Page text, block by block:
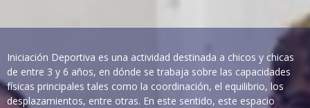
Iniciación Deportiva es una actividad destinada a chicos y chicas
de entre 3 y 6 años, en dónde se trabaja sobre las capacidades
físicas principales tales como la coordinación, el equilibrio, los
desplazamientos, entre otras. En este sentido, este espacio